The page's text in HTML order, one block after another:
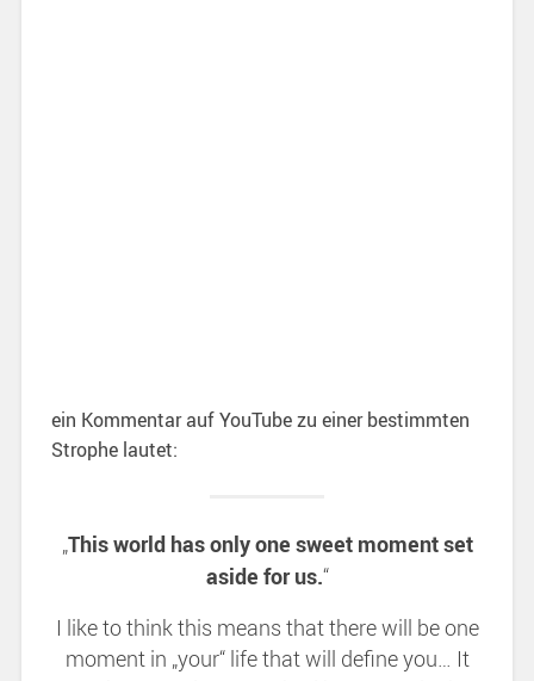
ein Kommentar auf YouTube zu einer bestimmten
Strophe lautet:
„This world has only one sweet moment set
aside for us.“
I like to think this means that there will be one
moment in „your“ life that will define you… It